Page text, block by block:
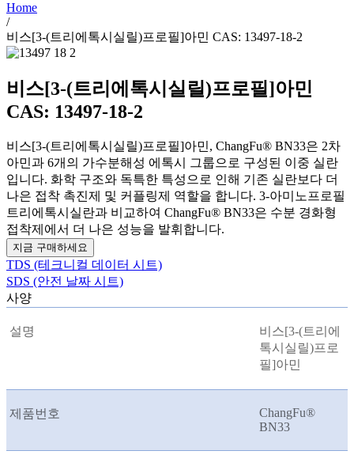
Home
/
비스[3-(트리에톡시실릴)프로필]아민 CAS: 13497-18-2
비스[3-(트리에톡시실릴)프로필]아민
CAS: 13497-18-2
비스[3-(트리에톡시실릴)프로필]아민, ChangFu® BN33은 2차
아민과 6개의 가수분해성 에톡시 그룹으로 구성된 이중 실란
입니다. 화학 구조와 독특한 특성으로 인해 기존 실란보다 더
나은 접착 촉진제 및 커플링제 역할을 합니다. 3-아미노프로필
트리에톡시실란과 비교하여 ChangFu® BN33은 수분 경화형
접착제에서 더 나은 성능을 발휘합니다.
지금 구매하세요
TDS (테크니컬 데이터 시트)
SDS (안전 날짜 시트)
사양
설명
비스[3-(트리에
톡시실릴)프로
필]아민
제품번호
ChangFu®
BN33